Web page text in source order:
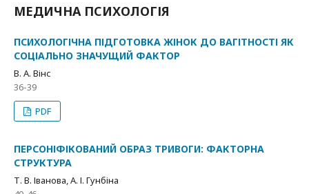
МЕДИЧНА ПСИХОЛОГІЯ
ПСИХОЛОГІЧНА ПІДГОТОВКА ЖІНОК ДО ВАГІТНОСТІ ЯК
СОЦІАЛЬНО ЗНАЧУЩИЙ ФАКТОР
В. А. Вінс
36-39
PDF
ПЕРСОНІФІКОВАНИЙ ОБРАЗ ТРИВОГИ: ФАКТОРНА
СТРУКТУРА
Т. В. Іванова, А. І. Гунбіна